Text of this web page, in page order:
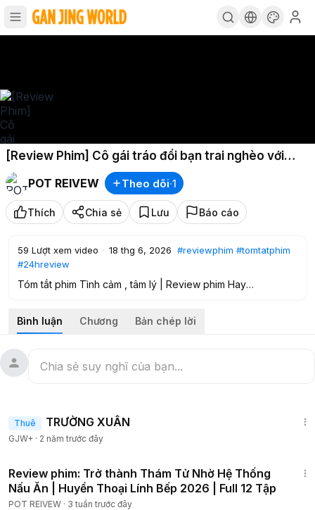
[Review Phim] Cô gái tráo đổi bạn trai nghèo với
thiếu gia tài phiệt
POT REIVEW
Theo dõi·1
Thích Chia sẻ Lưu Báo cáo
59 Lượt xem video · 18 thg 6, 2026 #reviewphim #tomtatphim
#24hreview
Tóm tắt phim Tình cảm , tâm lý | Review phim Hay
Cô gái tráo đổi bạn trai nghèo với thiếu gia tài phiệt
#reviewphim
#tomtatphim
#24hreview
#tamly
#reviewphimhay
Bình luận Chương Bản chép lời
Thuê TRƯỜNG XUÂN
GJW+ · 2 năm trước đây
Review phim: Trở thành Thám Tử Nhờ Hệ Thống
Nấu Ăn | Huyền Thoại Lính Bếp 2026 | Full 12 Tập
POT REIVEW · 3 tuần trước đây